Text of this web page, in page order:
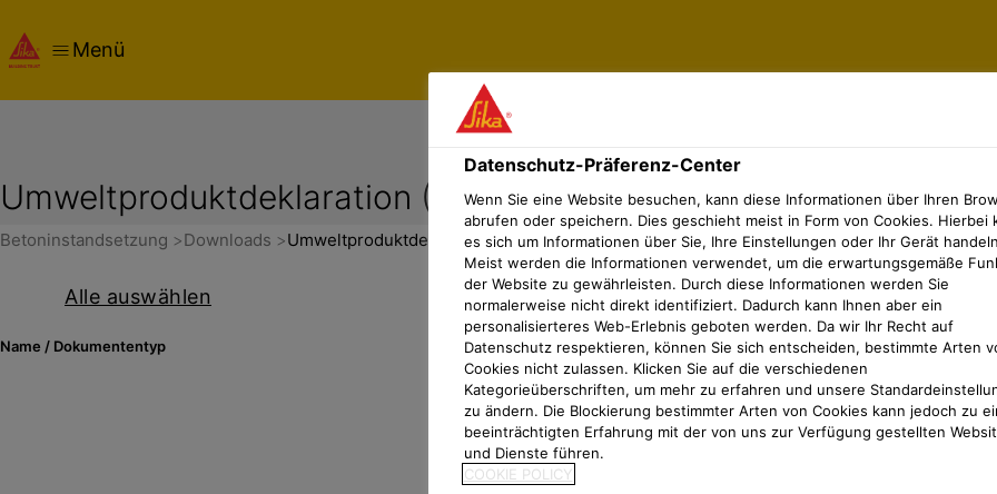
Menü
Umweltproduktdeklaration (EPD)
Betoninstandsetzung Downloads Umweltproduktdeklaration (EPD)
Alle auswählen
Name / Dokumententyp
No results found
Datenschutz-Präferenz-Center
Wenn Sie eine Website besuchen, kann diese Informationen über Ihren
abrufen oder speichern. Dies geschieht meist in Form von Cookies. Hierbei
es sich um Informationen über Sie, Ihre Einstellungen oder Ihr Gerät
Meist werden die Informationen verwendet, um die erwartungsgemäße
der Website zu gewährleisten. Durch diese Informationen werden Sie
normalerweise nicht direkt identifiziert. Dadurch kann Ihnen aber ein
personalisierteres Web-Erlebnis geboten werden. Da wir Ihr Recht auf
Datenschutz respektieren, können Sie sich entscheiden, bestimmte Arten
Cookies nicht zulassen. Klicken Sie auf die verschiedenen
Kategorieüberschriften, um mehr zu erfahren und unsere
zu ändern. Die Blockierung bestimmter Arten von Cookies kann jedoch zu
beeinträchtigten Erfahrung mit der von uns zur Verfügung gestellten
und Dienste führen.
COOKIE POLICY